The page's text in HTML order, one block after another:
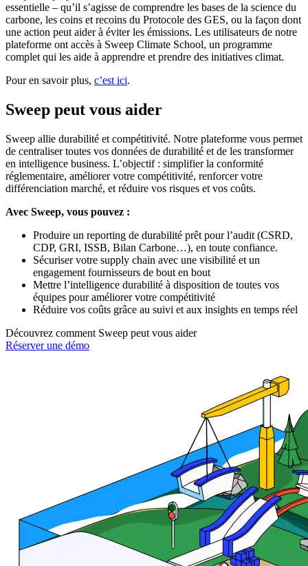
essentielle – qu’il s’agisse de comprendre les bases de la science du
carbone, les coins et recoins du Protocole des GES, ou la façon dont
une action peut aider à éviter les émissions. Les utilisateurs de notre
plateforme ont accès à Sweep Climate School, un programme
complet qui les aide à apprendre et prendre des initiatives climat.
Pour en savoir plus, c’est ici.
Sweep peut vous aider
Sweep allie durabilité et compétitivité. Notre plateforme vous permet
de centraliser toutes vos données de durabilité et de les transformer
en intelligence business. L’objectif : simplifier la conformité
réglementaire, améliorer votre compétitivité, renforcer votre
différenciation marché, et réduire vos risques et vos coûts.
Avec Sweep, vous pouvez :
Produire un reporting de durabilité prêt pour l’audit (CSRD,
CDP, GRI, ISSB, Bilan Carbone…), en toute confiance.
Sécuriser votre supply chain avec une visibilité et un
engagement fournisseurs de bout en bout
Mettre l’intelligence durabilité à disposition de toutes vos
équipes pour améliorer votre compétitivité
Réduire vos coûts grâce au suivi et aux insights en temps réel
Découvrez comment Sweep peut vous aider
Réserver une démo